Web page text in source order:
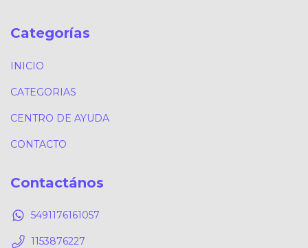
Categorías
INICIO
CATEGORIAS
CENTRO DE AYUDA
CONTACTO
Contactános
5491176161057
1153876227